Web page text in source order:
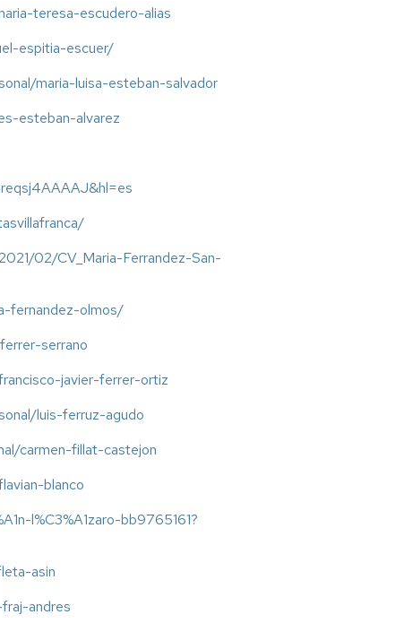
teresa-escudero-alias
espitia-escuer/
maria-luisa-esteban-salvador
esteban-alvarez
02/CV_Maria-Ferrandez-San-
fernandez-olmos/
serrano
javier-ferrer-ortiz
luis-ferruz-agudo
carmen-fillat-castejon
blanco
l%C3%A1zaro-bb9765161?
asin
andres